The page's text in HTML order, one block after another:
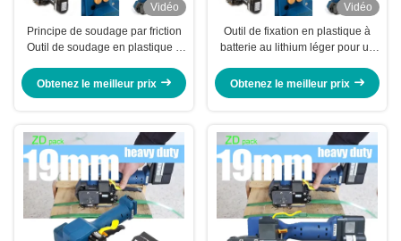
Vidéo
Principe de soudage par friction
Outil de soudage en plastique à
combinée pour l'emballage
Obtenez le meilleur prix
Vidéo
Outil de fixation en plastique à
batterie au lithium léger pour un
Obtenez le meilleur prix